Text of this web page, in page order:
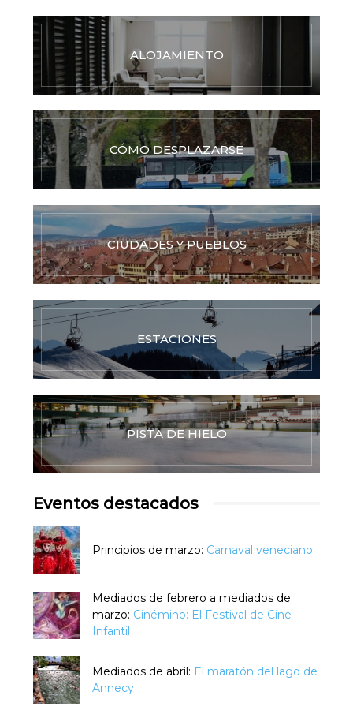
ALOJAMIENTO
CÓMO DESPLAZARSE
CIUDADES Y PUEBLOS
ESTACIONES
PISTA DE HIELO
Eventos destacados
Principios de marzo: Carnaval veneciano
Mediados de febrero a mediados de
marzo: Cinémino: El Festival de Cine
Infantil
Mediados de abril: El maratón del lago de
Annecy